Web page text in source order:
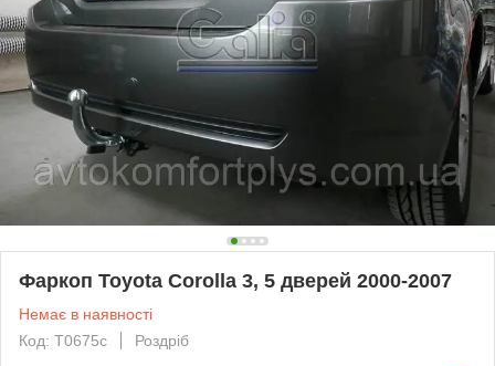
Фаркоп Toyota Corolla 3, 5 дверей 2000-2007
Немає в наявності
Код: T0675c
Роздріб